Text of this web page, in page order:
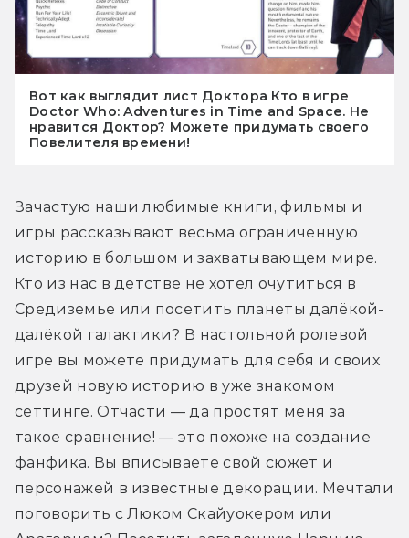
Вот как выглядит лист Доктора Кто в игре
Doctor Who: Adventures in Time and Space. Не
нравится Доктор? Можете придумать своего
Повелителя времени!
Зачастую наши любимые книги, фильмы и
игры рассказывают весьма ограниченную
историю в большом и захватывающем мире.
Кто из нас в детстве не хотел очутиться в
Средиземье или посетить планеты далёкой-
далёкой галактики? В настольной ролевой
игре вы можете придумать для себя и своих
друзей новую историю в уже знакомом
сеттинге. Отчасти — да простят меня за
такое сравнение! — это похоже на создание
фанфика. Вы вписываете свой сюжет и
персонажей в известные декорации. Мечтали
поговорить с Люком Скайуокером или